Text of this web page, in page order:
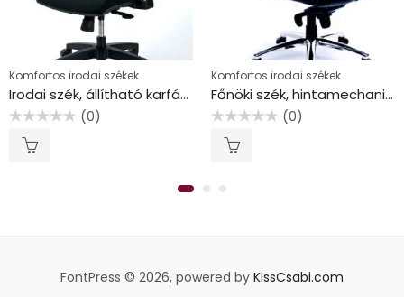
Komfortos irodai székek
Irodai szék, állítható karfával, fekete szövetborítás, fekete lábkereszt, MAYAH “Greg”
(0)
Komfortos irodai székek
Főnöki szék, hintamechanikával, fekete bőrborítás, króm lábkereszt, MAYAH “Enterprise”
(0)
FontPress © 2026, powered by KissCsabi.com